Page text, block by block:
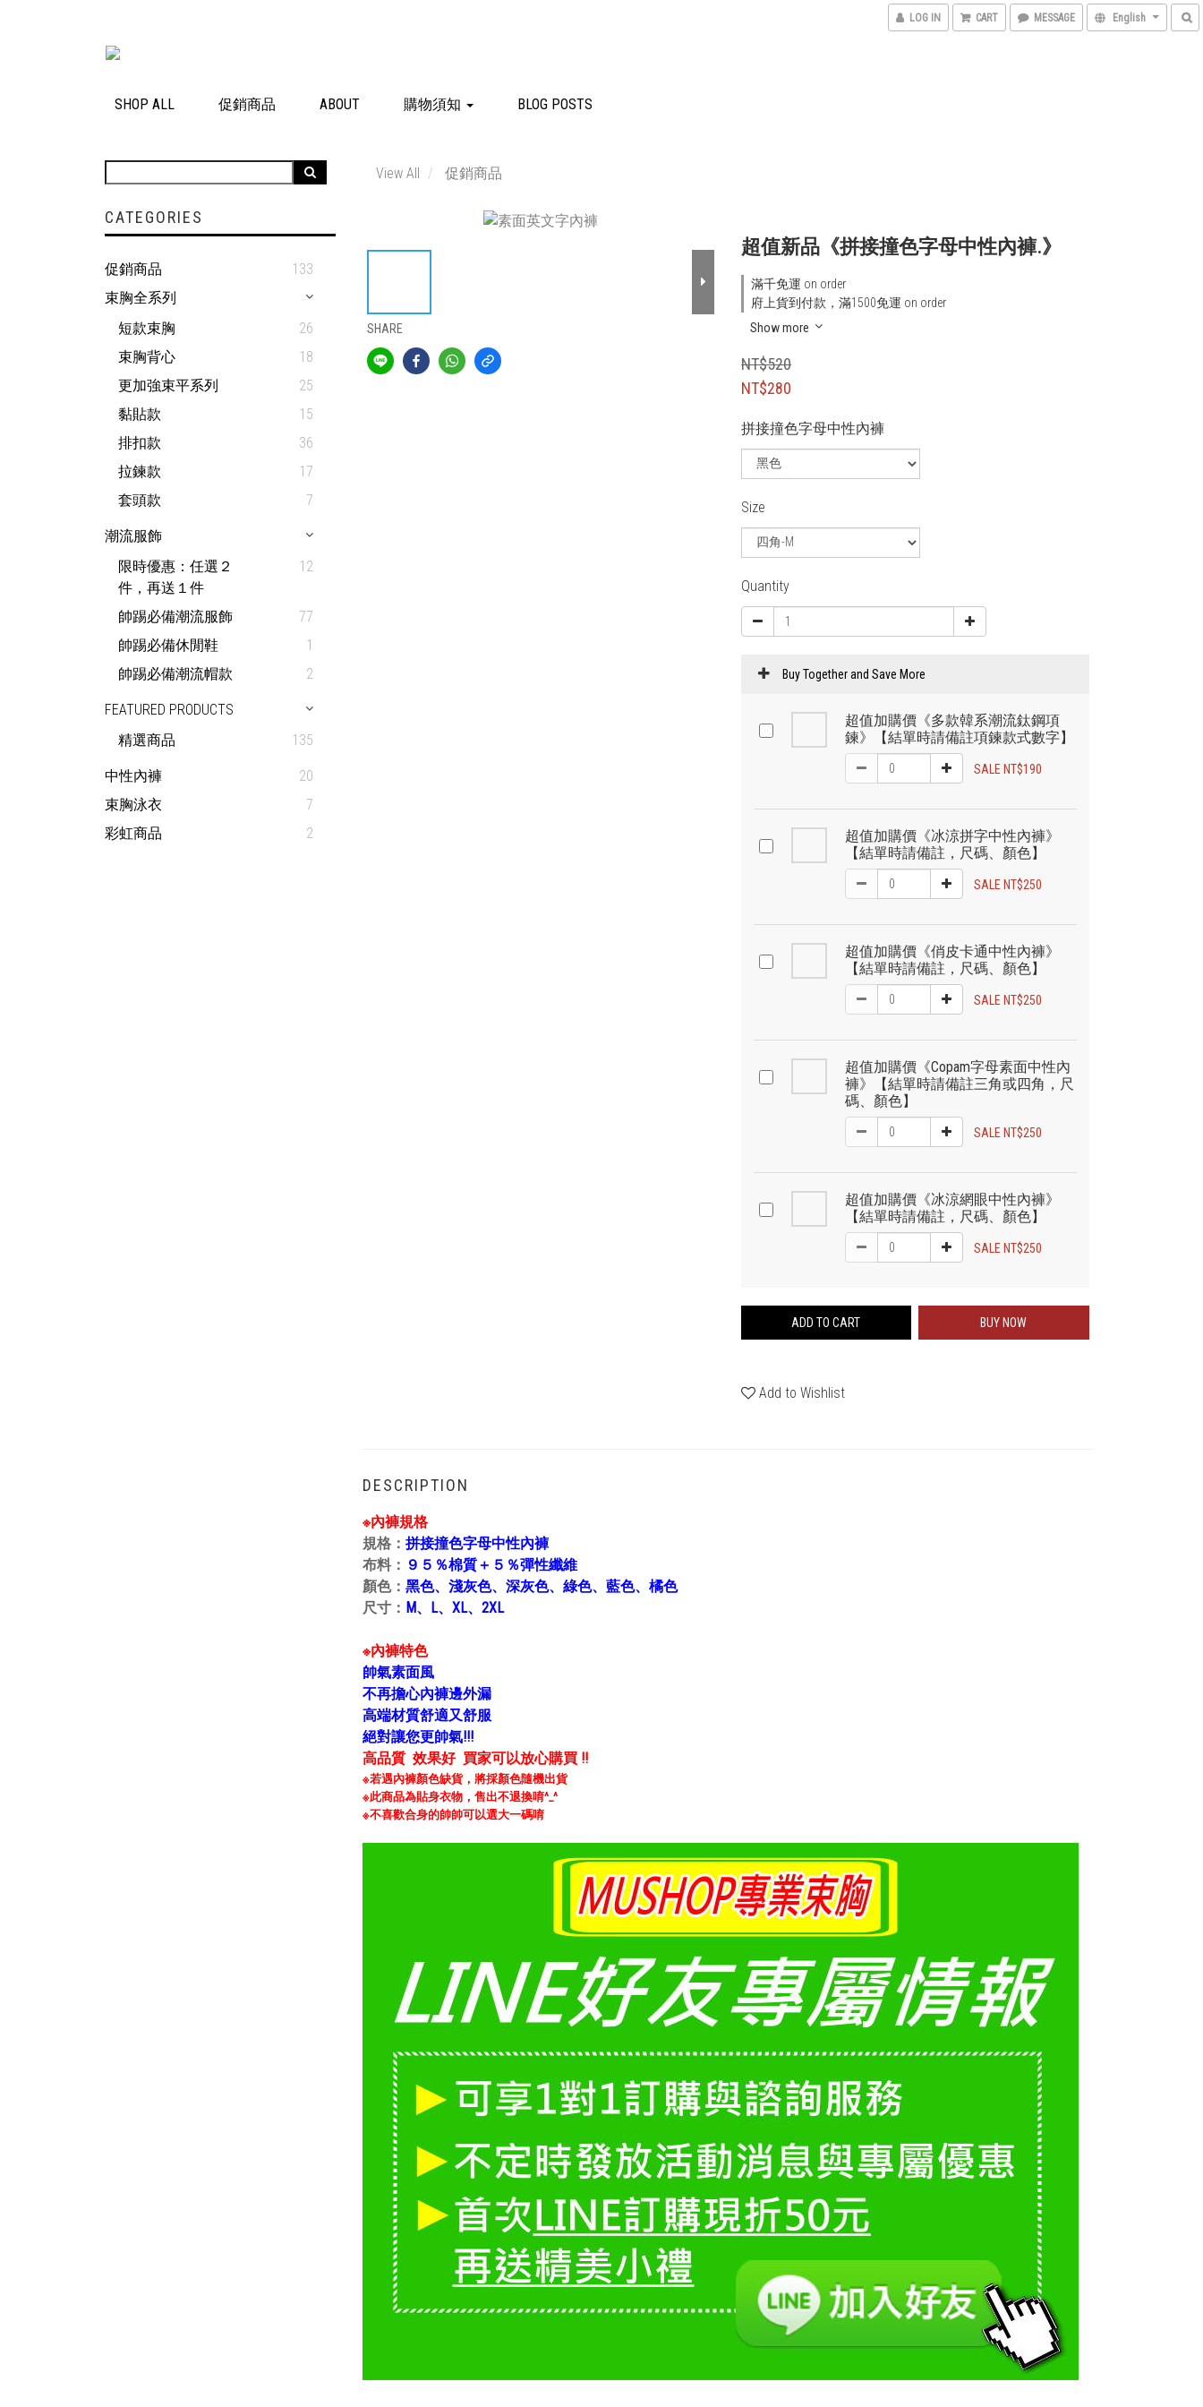
LOG IN CART MESSAGE English
SHOP ALL 促銷商品 ABOUT 購物須知 BLOG POSTS
CATEGORIES
促銷商品
133
束胸全系列
短款束胸
26
束胸背心
18
更加強束平系列
25
黏貼款
15
排扣款
36
拉鍊款
17
套頭款
7
潮流服飾
限時優惠：任選２
件，再送１件
12
帥踢必備潮流服飾
77
帥踢必備休閒鞋
1
帥踢必備潮流帽款
2
FEATURED PRODUCTS
精選商品
135
中性內褲
20
束胸泳衣
7
彩虹商品
2
View All 促銷商品
SHARE
超值新品《拼接撞色字母中性內褲.》
滿千免運 on order
府上貨到付款，滿1500免運 on order
Show more
NT$520
NT$280
拼接撞色字母中性內褲
Size
Quantity
Buy Together and Save More
超值加購價《多款韓系潮流鈦鋼項
鍊》【結單時請備註項鍊款式數字】
SALE NT$190
超值加購價《冰涼拼字中性內褲》
【結單時請備註，尺碼、顏色】
SALE NT$250
超值加購價《俏皮卡通中性內褲》
【結單時請備註，尺碼、顏色】
SALE NT$250
超值加購價《Copam字母素面中性內
褲》【結單時請備註三角或四角，尺
碼、顏色】
SALE NT$250
超值加購價《冰涼網眼中性內褲》
【結單時請備註，尺碼、顏色】
SALE NT$250
ADD TO CART BUY NOW
Add to Wishlist
DESCRIPTION
※內褲規格
規格： 拼接撞色字母中性內褲
布料： ９５％棉質＋５％彈性纖維
顏色： 黑色、淺灰色、深灰色、綠色、藍色、橘色
尺寸： M、L、XL、2XL
※內褲特色
帥氣素面風
不再擔心內褲邊外漏
高端材質舒適又舒服
絕對讓您更帥氣!!!
高品質 效果好 買家可以放心購買 !!
※若遇內褲顏色缺貨， 將採顏色隨機出貨
※此商品為貼身衣物，售出不退換唷^_^
※不喜歡合身的帥帥可以選大一碼唷